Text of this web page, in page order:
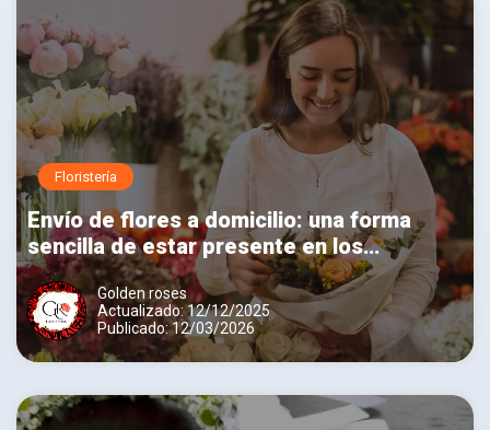
Floristería
Envío de flores a domicilio: una forma
sencilla de estar presente en los
momentos importantes
Golden roses
Actualizado: 12/12/2025
Publicado: 12/03/2026